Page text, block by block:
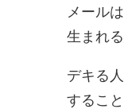
メール
生まれ
デキる
するこ